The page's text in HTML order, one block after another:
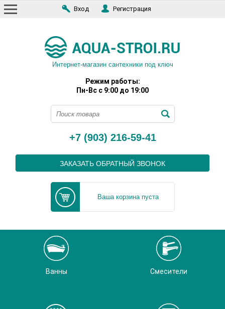
Вход Регистрация
Интернет-магазин сантехники под ключ
Режим работы:
Пн-Вс с 9:00 до 19:00
+7 (903) 216-59-41
ЗАКАЗАТЬ ОБРАТНЫЙ ЗВОНОК
Ваша корзина пуста
Ванны Смесители